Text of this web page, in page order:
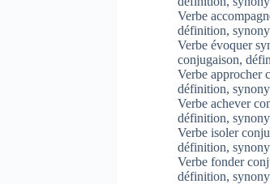
Verbe
définition,
Verbe évoquer
conjugaison,
Verbe approcher
définition,
Verbe achever
définition,
Verbe isoler
définition,
Verbe fonder
définition,